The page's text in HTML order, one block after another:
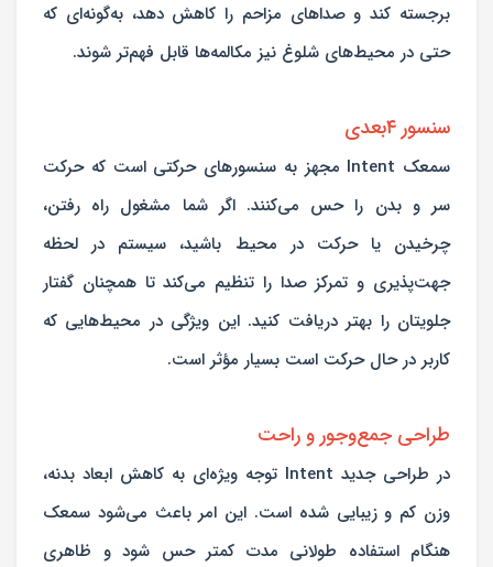
برجسته کند و صداهای مزاحم را کاهش دهد، به‌گونه‌ای که
حتی در محیط‌های شلوغ نیز مکالمه‌ها قابل فهم‌تر شوند.
سنسور ۴‌بعدی
سمعک Intent مجهز به سنسورهای حرکتی است که حرکت
سر و بدن را حس می‌کنند. اگر شما مشغول راه رفتن،
چرخیدن یا حرکت در محیط باشید، سیستم در لحظه
جهت‌پذیری و تمرکز صدا را تنظیم می‌کند تا همچنان گفتار
جلویتان را بهتر دریافت کنید. این ویژگی در محیط‌هایی که
کاربر در حال حرکت است بسیار مؤثر است.
طراحی جمع‌وجور و راحت
در طراحی جدید Intent توجه ویژه‌ای به کاهش ابعاد بدنه،
وزن کم و زیبایی شده است. این امر باعث می‌شود سمعک
هنگام استفاده طولانی مدت کمتر حس شود و ظاهری